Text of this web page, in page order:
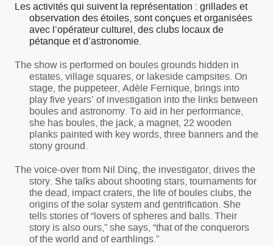
Les activités qui suivent la représentation : grillades et
observation des étoiles, sont conçues et organisées
avec l’opérateur culturel, des clubs locaux de
pétanque et d’astronomie.
The show is performed on boules grounds hidden in
estates, village squares, or lakeside campsites. On
stage, the puppeteer, Adèle Fernique, brings into
play five years’ of investigation into the links between
boules and astronomy. To aid in her performance,
she has boules, the jack, a magnet, 22 wooden
planks painted with key words, three banners and the
stony ground.
The voice-over from Nil Dinç, the investigator, drives the
story. She talks about shooting stars, tournaments for
the dead, impact craters, the life of boules clubs, the
origins of the solar system and gentrification. She
tells stories of “lovers of spheres and balls. Their
story is also ours,” she says, “that of the conquerors
of the world and of earthlings.”